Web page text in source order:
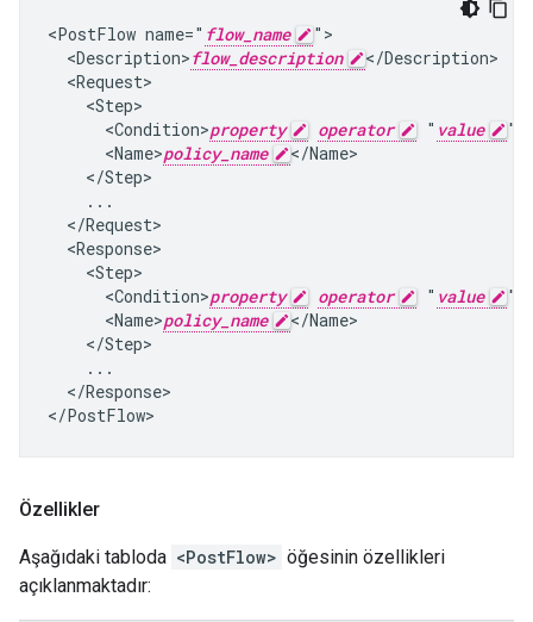
<PostFlow name=" flow_name
">
  <Description>
flow_description
</Description>
  <Request>
    <Step>
      <Condition>
property operator " value
      <Name>
policy_name
</Name>
    </Step>
    ...
  </Request>
  <Response>
    <Step>
      <Condition>
property operator " value
      <Name>
policy_name
</Name>
    </Step>
    ...
  </Response>
</PostFlow>
Özellikler
Aşağıdaki tabloda <PostFlow> öğesinin özellikleri
açıklanmaktadır: